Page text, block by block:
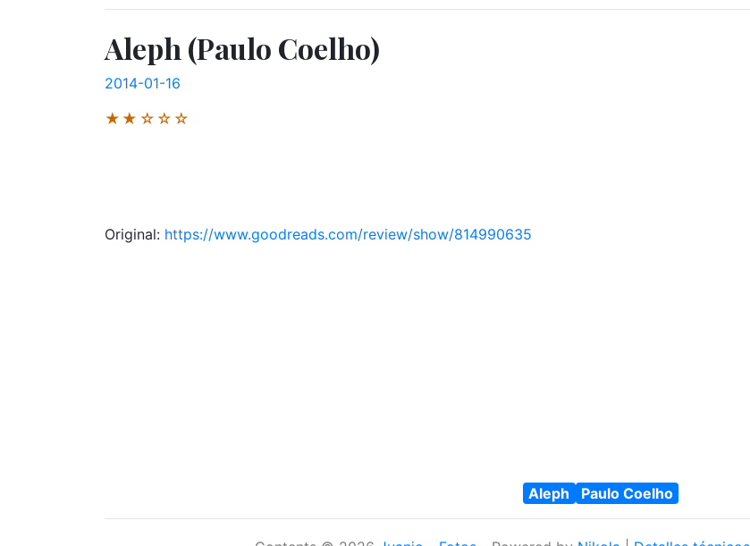
Aleph (Paulo Coelho)
2014-01-16
★★☆☆☆
Original: https://www.goodreads.com/review/show/814990635
Aleph Paulo Coelho